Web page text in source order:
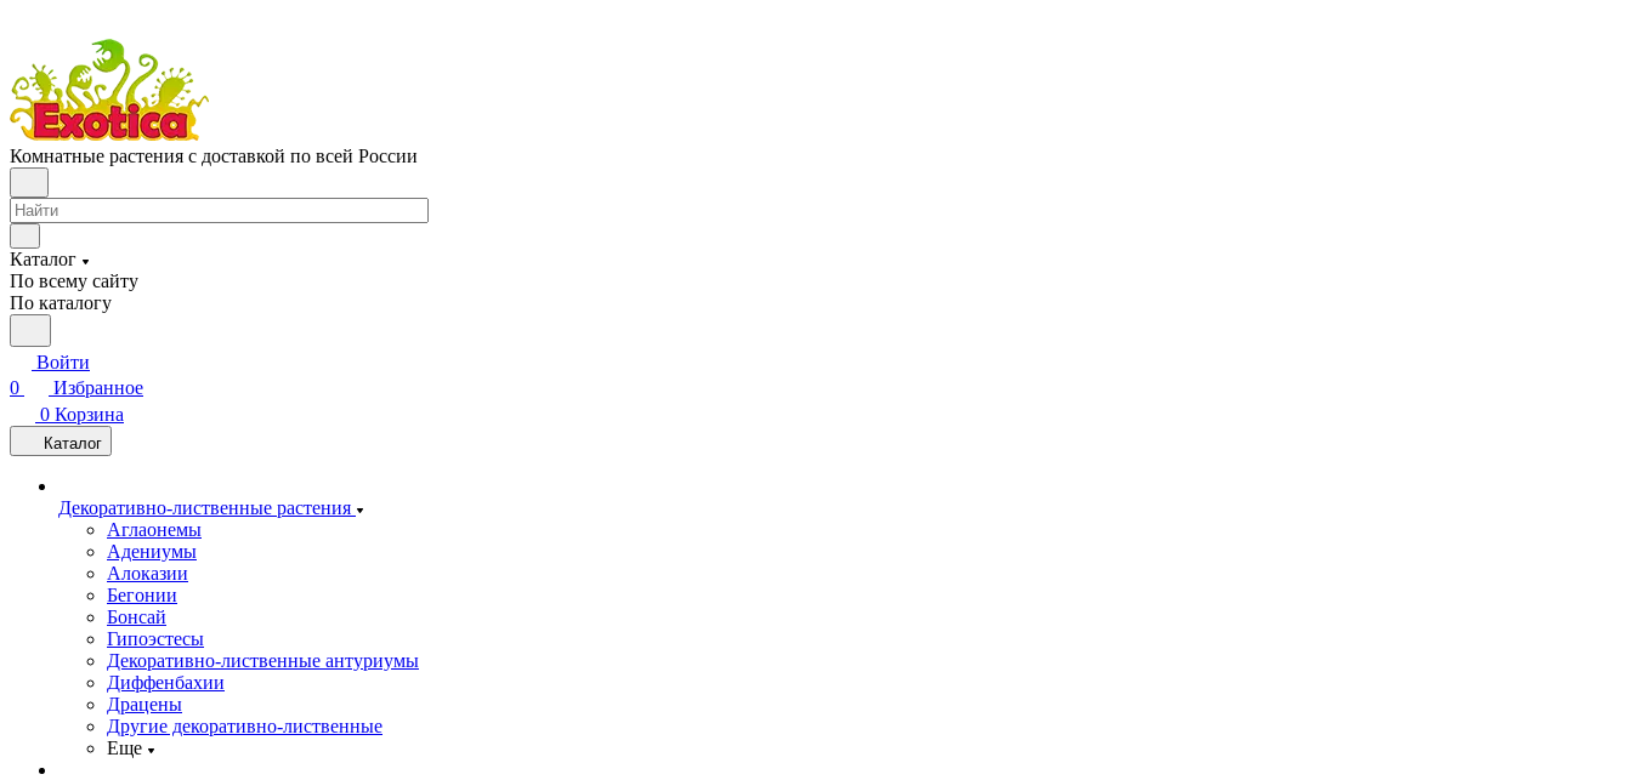
Комнатные растения с доставкой по всей России
Каталог
По всему сайту
По каталогу
Войти
0
Избранное
0 Корзина
Каталог
Декоративно-лиственные растения
Аглаонемы
Адениумы
Алоказии
Бегонии
Бонсай
Гипоэстесы
Декоративно-лиственные антуриумы
Диффенбахии
Драцены
Другие декоративно-лиственные
Еще